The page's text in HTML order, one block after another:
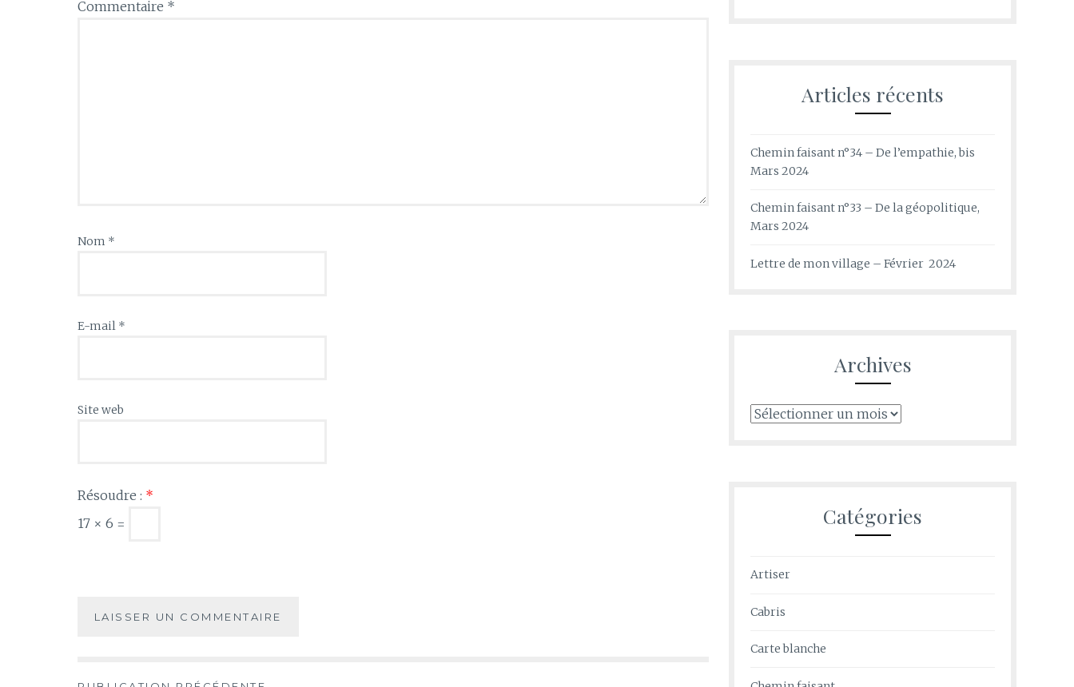
Commentaire *
Nom *
E-mail *
Site web
Résoudre : *
17 × 6 =
Articles récents
Chemin faisant n°34 – De l’empathie, bis
Mars 2024
Chemin faisant n°33 – De la géopolitique,
Mars 2024
Lettre de mon village – Février 2024
Archives
Archives
Catégories
Artiser
Cabris
Carte blanche